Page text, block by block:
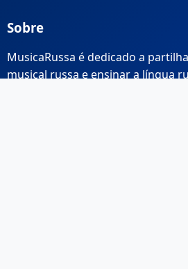
Sobre
MusicaRussa é dedicado a
musical russa e ensinar a língua